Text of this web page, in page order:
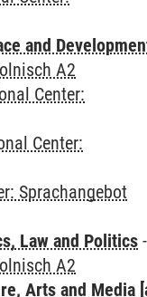
and
A2
Center:
Center:
Sprachangebot
Law and Politics -
A2
Arts and Media